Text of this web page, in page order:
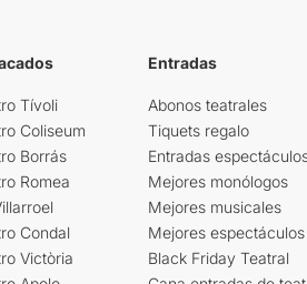
Tívoli
Coliseum
Borrás
Romea
Condal
Victòria
Entradas
Abonos teatrales
Tiquets regalo
Entradas
Mejores monólogos
Mejores musicales
Mejores
Black Friday Teatral